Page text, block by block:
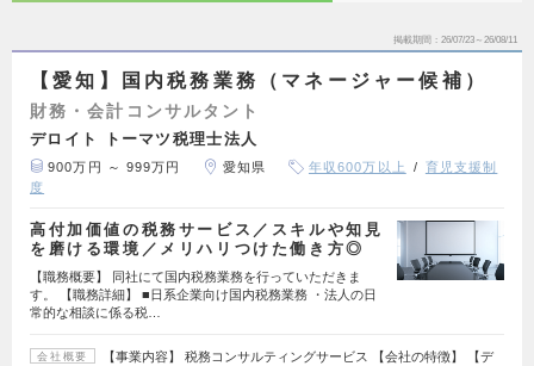
掲載期間 26/07/23～26/08/11
【愛知】国内税務業務（マネージャー候補）
財務・会計コンサルタント
デロイト トーマツ税理士法人
900万円 ～ 999万円 愛知県 年収600万以上
育児支援制
度
高付加価値の税務サービス／スキルや知見
を磨ける環境／メリハリつけた働き方◎
【職務概要】 同社にて国内税務業務を行っていただきま
す。 【職務詳細】 ■日系企業向け国内税務業務 ・法人の日
常的な相談に係る税…
会社概要
【事業内容】 税務コンサルティングサービス 【会社の特徴】 【デ